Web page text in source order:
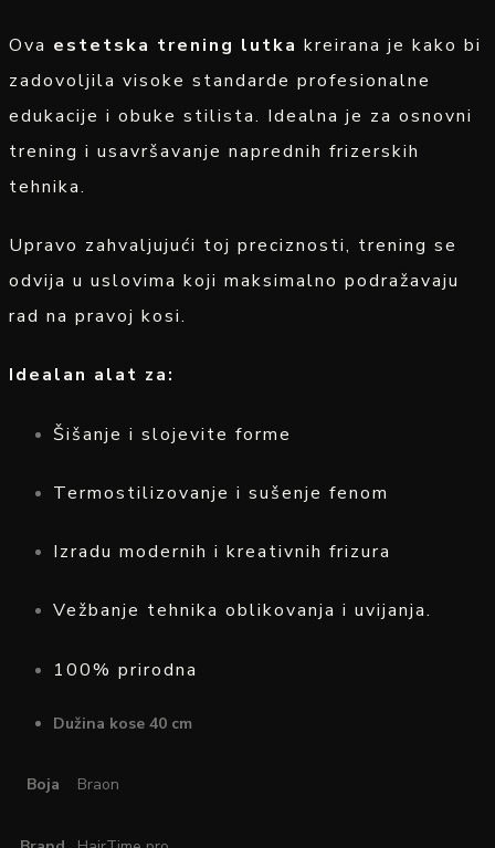
Ova estetska trening lutka kreirana je kako bi
zadovoljila visoke standarde profesionalne
edukacije i obuke stilista. Idealna je za osnovni
trening i usavršavanje naprednih frizerskih
tehnika.
Upravo zahvaljujući toj preciznosti, trening se
odvija u uslovima koji maksimalno podražavaju
rad na pravoj kosi.
Idealan alat za:
Šišanje i slojevite forme
Termostilizovanje i sušenje fenom
Izradu modernih i kreativnih frizura
Vežbanje tehnika oblikovanja i uvijanja.
100% prirodna
Dužina kose 40 cm
Boja Braon